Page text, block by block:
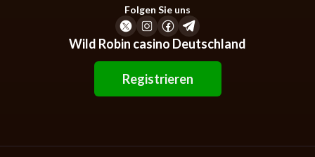
Folgen Sie uns
Wild Robin casino Deutschland
Registrieren